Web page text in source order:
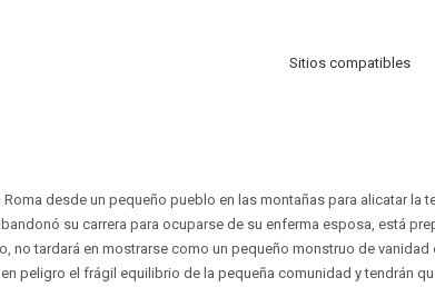
Sitios compatibles
desde un pequeño pueblo en las montañas para alicatar la
su carrera para ocuparse de su enferma esposa, está
no tardará en mostrarse como un pequeño monstruo de vanidad
peligro el frágil equilibrio de la pequeña comunidad y tendrán